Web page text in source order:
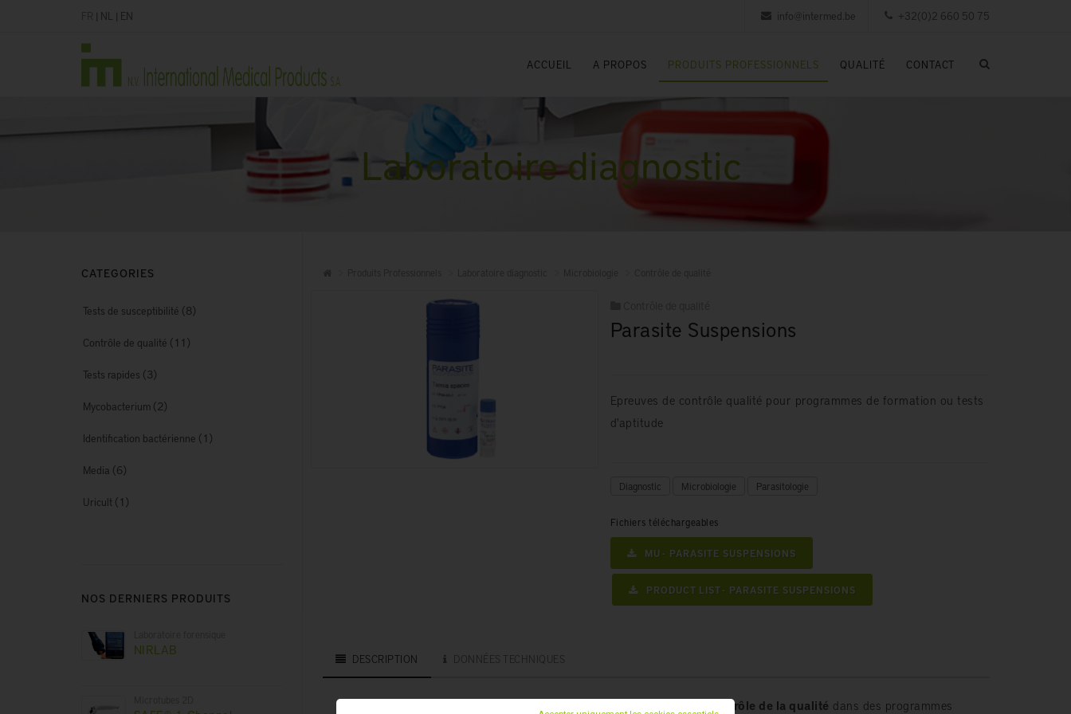
| NL | EN +32(0)2 660 50 75
info@intermed.be
ACCUEIL A PROPOS PRODUITS PROFESSIONNELS QUALITÉ CONTACT
Laboratoire diagnostic
Parasite Suspensions
Epreuves de contrôle qualité pour programmes de formation ou tests
d'aptitude
Diagnostic Microbiologie Parasitologie
Fichiers téléchargeables
MU - PARASITE SUSPENSIONS
PRODUCT LIST - PARASITE SUSPENSIONS
DESCRIPTION DONNÉES TECHNIQUES
Les suspensions de parasites Microbiologics servent d’ épreuves de contrôle de la qualité dans des programmes
CATEGORIES
Tests de susceptibilité (8)
Contrôle de qualité (11)
Tests rapides (3)
Mycobacterium (2)
Identification bactérienne (1)
Media (6)
Uricult (1)
NOS DERNIERS PRODUITS
NIRLAB